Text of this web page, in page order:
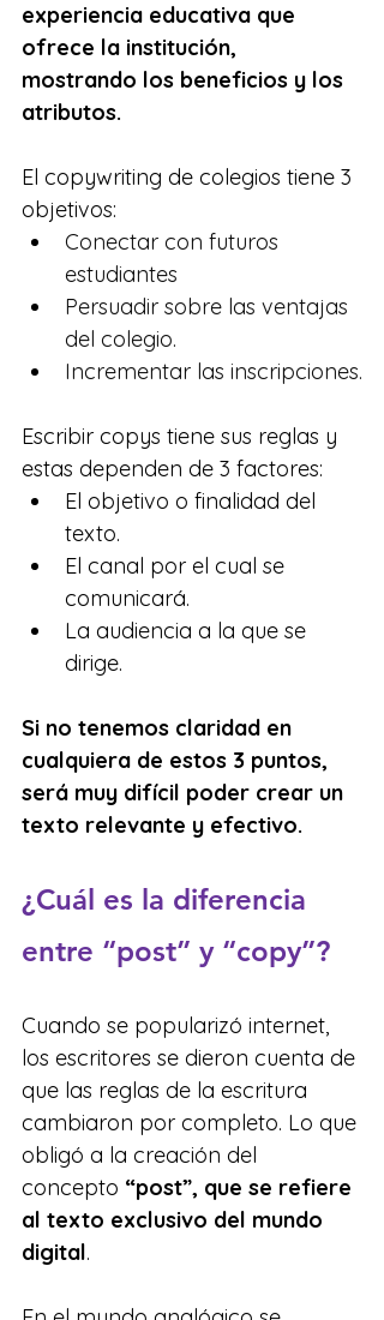
experiencia educativa que
ofrece la institución,
mostrando los beneficios y los
atributos.
El copywriting de colegios tiene 3
objetivos:
Conectar con futuros
estudiantes
Persuadir sobre las ventajas
del colegio.
Incrementar las inscripciones.
Escribir copys tiene sus reglas y
estas dependen de 3 factores:
El objetivo o finalidad del
texto.
El canal por el cual se
comunicará.
La audiencia a la que se
dirige.
Si no tenemos claridad en
cualquiera de estos 3 puntos,
será muy difícil poder crear un
texto relevante y efectivo.
¿Cuál es la diferencia
entre “post” y “copy”?
Cuando se popularizó internet,
los escritores se dieron cuenta de
que las reglas de la escritura
cambiaron por completo. Lo que
obligó a la creación del
concepto “post”, que se refiere
al texto exclusivo del mundo
digital.